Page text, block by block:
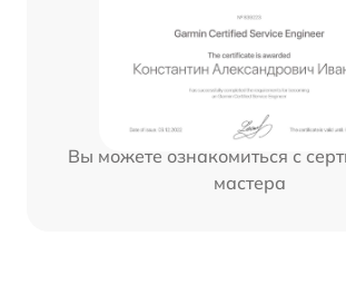
Вы можете ознакомиться с
мастера